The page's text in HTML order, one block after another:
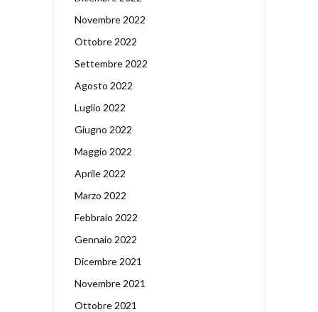
Novembre 2022
Ottobre 2022
Settembre 2022
Agosto 2022
Luglio 2022
Giugno 2022
Maggio 2022
Aprile 2022
Marzo 2022
Febbraio 2022
Gennaio 2022
Dicembre 2021
Novembre 2021
Ottobre 2021